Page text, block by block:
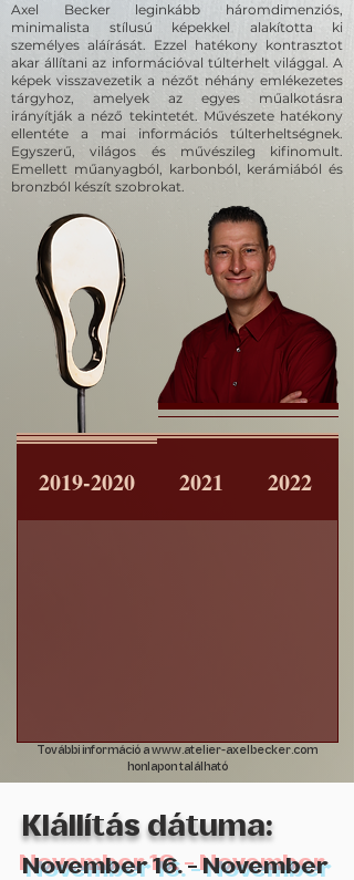
Axel Becker leginkább háromdimenziós,
minimalista stílusú képekkel alakította ki
személyes aláírását. Ezzel hatékony kontrasztot
akar állítani az információval túlterhelt világgal. A
képek visszavezetik a nézőt néhány emlékezetes
tárgyhoz, amelyek az egyes műalkotásra
irányítják a néző tekintetét. Művészete hatékony
ellentéte a mai információs túlterheltségnek.
Egyszerű, világos és művészileg kifinomult.
Emellett műanyagból, karbonból, kerámiából és
bronzból készít szobrokat.
2019-2020 2021 2022
További információ a www.atelier-axelbecker.com
honlapon található
Kiállítás dátuma:
November 16. - November